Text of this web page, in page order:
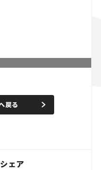
n
e
d
%
戻る
ェア